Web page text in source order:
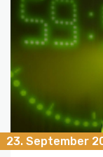
23. September